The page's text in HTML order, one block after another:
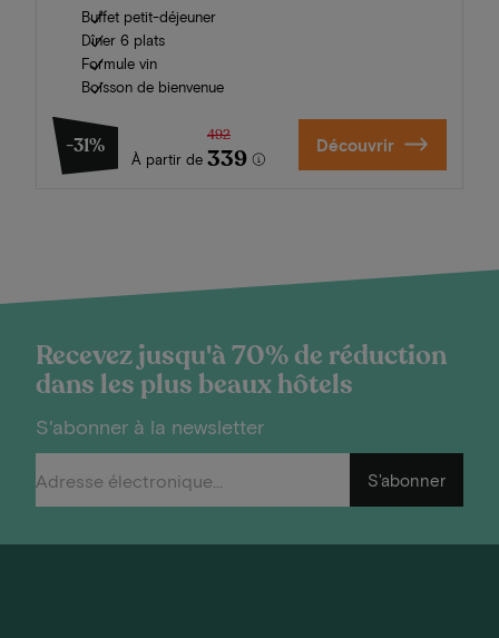
Buffet petit-déjeuner
Dîner 6 plats
Formule vin
Boisson de bienvenue
-31%
À partir de
492
339 Découvrir
Recevez jusqu'à 70% de réduction
dans les plus beaux hôtels
S'abonner à la newsletter
S'abonner